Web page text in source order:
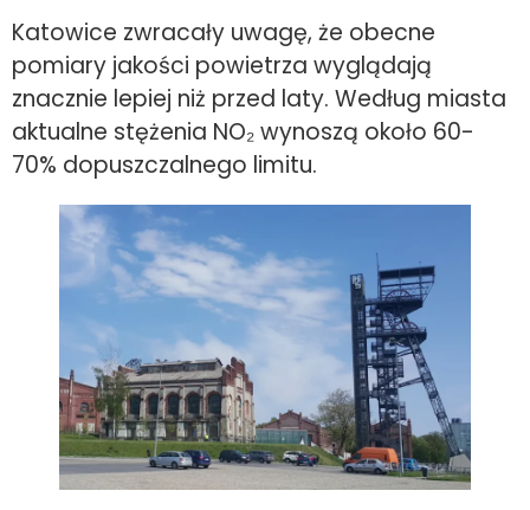
Katowice zwracały uwagę, że obecne
pomiary jakości powietrza wyglądają
znacznie lepiej niż przed laty. Według miasta
aktualne stężenia NO₂ wynoszą około 60-
70% dopuszczalnego limitu.